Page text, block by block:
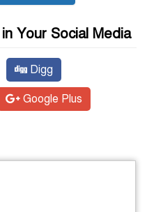
Your Social Media
Digg
Google Plus